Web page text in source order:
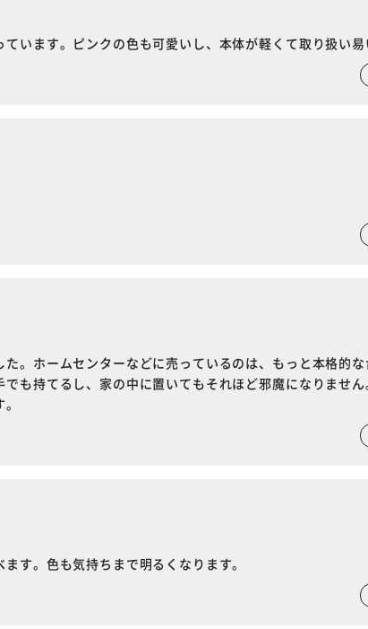
います。ピンクの色も可愛いし、本体が軽くて取り扱い易
。ホームセンターなどに売っているのは、もっと本格的な
も持てるし、家の中に置いてもそれほど邪魔になりません
す。色も気持ちまで明るくなります。